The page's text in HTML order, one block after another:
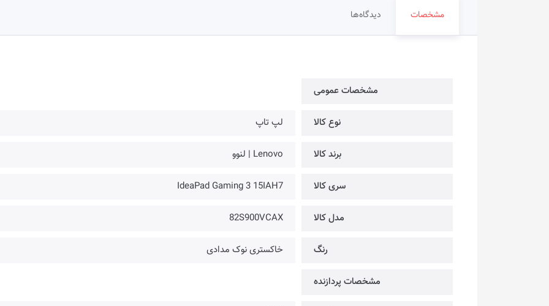
مشخصات دیدگاه‌ها
مشخصات عمومی
نوع کالا لپ تاپ
برند کالا Lenovo | لنوو
سری کالا IdeaPad Gaming 3 15IAH7
مدل کالا 82S900VCAX
رنگ خاکستری نوک مدادی
مشخصات پردازنده